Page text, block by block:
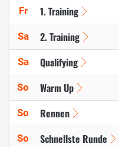
Fr 1. Training
Sa 2. Training
Sa Qualifying
So Warm Up
So Rennen
So Schnellste Runde